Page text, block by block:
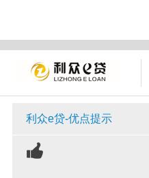
利众e贷-优点提示